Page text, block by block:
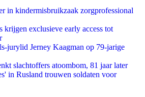
in kindermisbruikzaak zorgprofessional
krijgen exclusieve early access tot
jurylid Jerney Kaagman op 79-jarige
slachtoffers atoombom, 81 jaar later
in Rusland trouwen soldaten voor